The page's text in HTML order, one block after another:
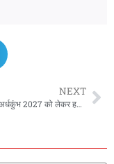
NEXT
सीएम धामी ने अर्धकुंभ 2027 को लेकर हरिद्वार में की पहली बैठक, 13 अखाड़ों के प्रतिनिधि हुए शामिल